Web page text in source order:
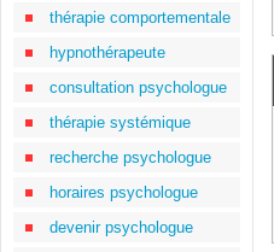
thérapie comportementale
hypnothérapeute
consultation psychologue
thérapie systémique
recherche psychologue
horaires psychologue
devenir psychologue